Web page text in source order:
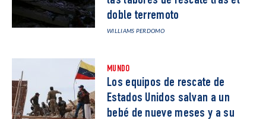
doble terremoto
WILLIAMS PERDOMO
MUNDO
Los equipos de rescate de
Estados Unidos salvan a un
bebé de nueve meses y a su